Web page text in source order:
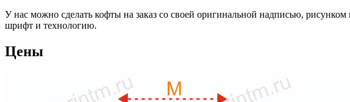
У нас можно сделать кофты на заказ со своей оригинальной надписью,
шрифт и технологию.
Цены